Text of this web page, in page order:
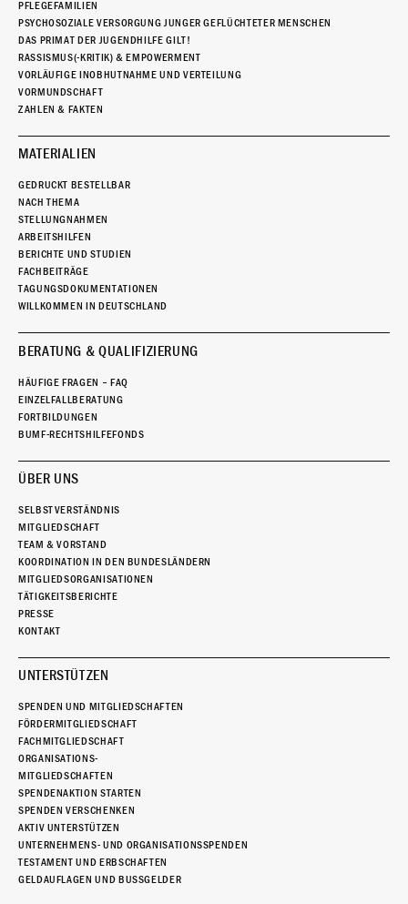
PFLEGEFAMILIEN
PSYCHOSOZIALE VERSORGUNG JUNGER GEFLÜCHTETER MENSCHEN
DAS PRIMAT DER JUGENDHILFE GILT!
RASSISMUS(-KRITIK) & EMPOWERMENT
VORLÄUFIGE INOBHUTNAHME UND VERTEILUNG
VORMUNDSCHAFT
ZAHLEN & FAKTEN
MATERIALIEN
GEDRUCKT BESTELLBAR
NACH THEMA
STELLUNGNAHMEN
ARBEITSHILFEN
BERICHTE UND STUDIEN
FACHBEITRÄGE
TAGUNGSDOKUMENTATIONEN
WILLKOMMEN IN DEUTSCHLAND
BERATUNG & QUALIFIZIERUNG
HÄUFIGE FRAGEN – FAQ
EINZELFALLBERATUNG
FORTBILDUNGEN
BUMF-RECHTSHILFEFONDS
ÜBER UNS
SELBSTVERSTÄNDNIS
MITGLIEDSCHAFT
TEAM & VORSTAND
KOORDINATION IN DEN BUNDESLÄNDERN
MITGLIEDSORGANISATIONEN
TÄTIGKEITSBERICHTE
PRESSE
KONTAKT
UNTERSTÜTZEN
SPENDEN UND MITGLIEDSCHAFTEN
FÖRDERMITGLIEDSCHAFT
FACHMITGLIEDSCHAFT
ORGANISATIONS-
MITGLIEDSCHAFTEN
SPENDENAKTION STARTEN
SPENDEN VERSCHENKEN
AKTIV UNTERSTÜTZEN
UNTERNEHMENS- UND ORGANISATIONSSPENDEN
TESTAMENT UND ERBSCHAFTEN
GELDAUFLAGEN UND BUSSGELDER